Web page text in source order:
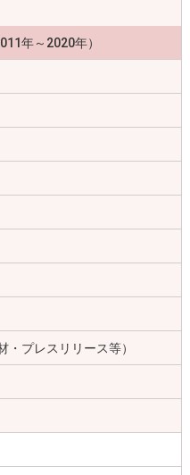
年～2020年）
プレスリリース等）